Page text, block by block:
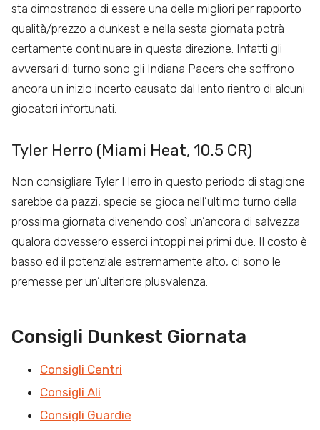
sta dimostrando di essere una delle migliori per rapporto
qualità/prezzo a dunkest e nella sesta giornata potrà
certamente continuare in questa direzione. Infatti gli
avversari di turno sono gli Indiana Pacers che soffrono
ancora un inizio incerto causato dal lento rientro di alcuni
giocatori infortunati.
Tyler Herro (Miami Heat, 10.5 CR)
Non consigliare Tyler Herro in questo periodo di stagione
sarebbe da pazzi, specie se gioca nell’ultimo turno della
prossima giornata divenendo così un’ancora di salvezza
qualora dovessero esserci intoppi nei primi due. Il costo è
basso ed il potenziale estremamente alto, ci sono le
premesse per un’ulteriore plusvalenza.
Consigli Dunkest Giornata
Consigli Centri
Consigli Ali
Consigli Guardie